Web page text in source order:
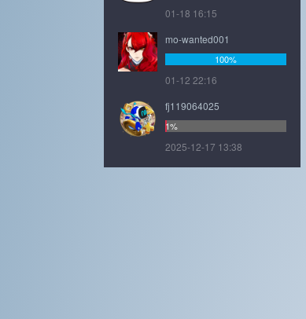
01-18 16:15
mo-wanted001
100%
01-12 22:16
fj119064025
1%
2025-12-17 13:38